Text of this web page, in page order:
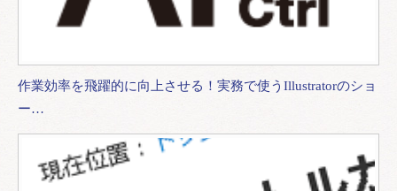
作業効率を飛躍的に向上させる！実務で使うIllustratorのショ
ー…